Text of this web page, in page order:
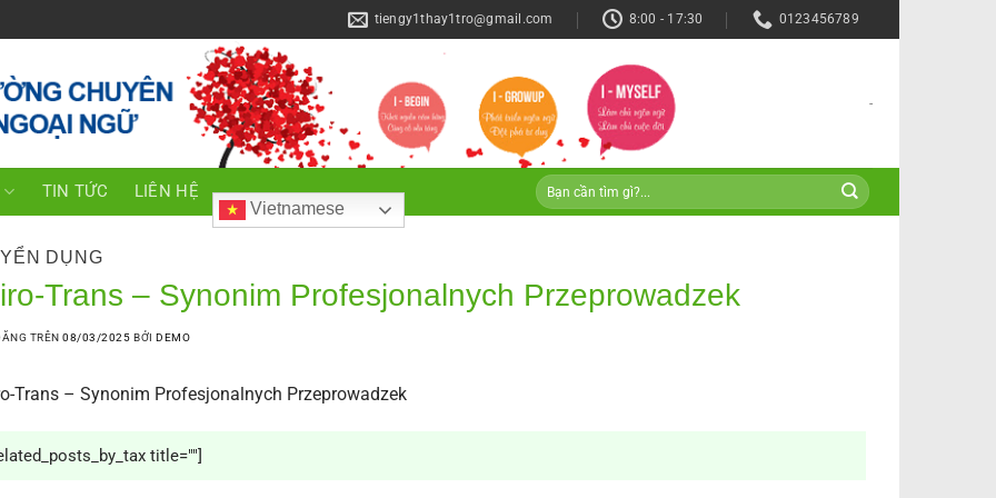
tiengy1thay1tro@gmail.com 8:00 - 17:30 0123456789
-
TIN TỨC LIÊN HỆ
Vietnamese
DỤNG
Trans – Synonim Profesjonalnych Przeprowadzek
TRÊN08/03/2025 BỞIDEMO
Trans – Synonim Profesjonalnych Przeprowadzek
title=""]